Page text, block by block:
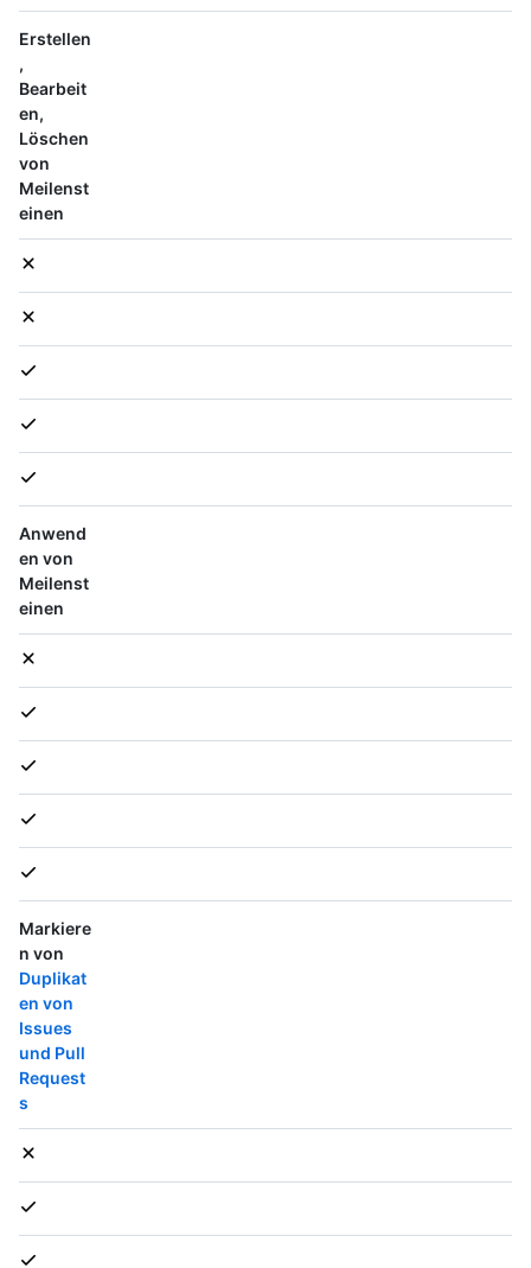
Erstellen
,
Bearbeit
en,
Löschen
von
Meilenst
einen
Anwend
en von
Meilenst
einen
Markiere
n von
Duplikat
en von
Issues
und Pull
Request
s